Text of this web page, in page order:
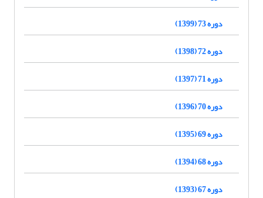
دوره 73 (1399)
دوره 72 (1398)
دوره 71 (1397)
دوره 70 (1396)
دوره 69 (1395)
دوره 68 (1394)
دوره 67 (1393)